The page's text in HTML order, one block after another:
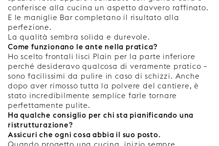
conferisce alla cucina un aspetto davvero raffinato.
E le maniglie Bar completano il risultato alla
perfezione.
La qualità sembra solida e durevole.
Come funzionano le ante nella pratica?
Ho scelto frontali lisci Plain per la parte inferiore
perché desideravo qualcosa di veramente pratico –
sono facilissimi da pulire in caso di schizzi. Anche
dopo aver rimosso tutta la polvere del cantiere, è
stato incredibilmente semplice farle tornare
perfettamente pulite.
Ha qualche consiglio per chi sta pianificando una
ristrutturazione?
Assicuri che ogni cosa abbia il suo posto.